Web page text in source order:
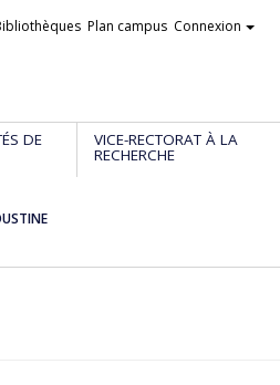
Plan campus Connexion
DE VICE-RECTORAT À LA
RECHERCHE